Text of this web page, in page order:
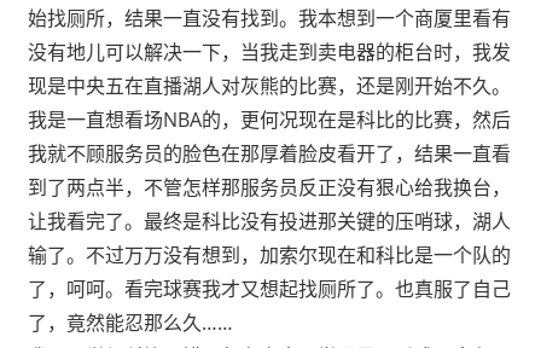
始找厕所，结果一直没有找到。我本想到一个商厦里看有
没有地儿可以解决一下，当我走到卖电器的柜台时，我发
现是中央五在直播湖人对灰熊的比赛，还是刚开始不久。
我是一直想看场NBA的，更何况现在是科比的比赛，然后
我就不顾服务员的脸色在那厚着脸皮看开了，结果一直看
到了两点半，不管怎样那服务员反正没有狠心给我换台，
让我看完了。最终是科比没有投进那关键的压哨球，湖人
输了。不过万万没有想到，加索尔现在和科比是一个队的
了，呵呵。看完球赛我才又想起找厕所了。也真服了自己
了，竟然能忍那么久……